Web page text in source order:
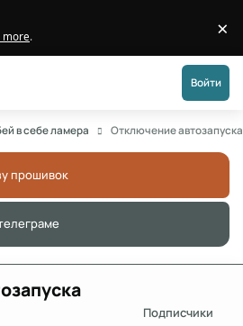
more. ×
Войти
в себе ламера Отключение
прошивок
Подписчики